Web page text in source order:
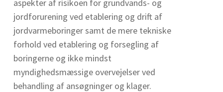
aspekter af risikoen for grundvands- og
jordforurening ved etablering og drift af
jordvarmeboringer samt de mere tekniske
forhold ved etablering og forsegling af
boringerne og ikke mindst
myndighedsmæssige overvejelser ved
behandling af ansøgninger og klager.